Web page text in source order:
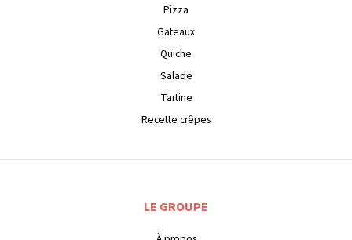
Pizza
Gateaux
Quiche
Salade
Tartine
Recette crêpes
LE GROUPE